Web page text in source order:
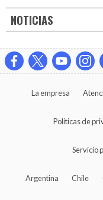
NOTICIAS
La empresa
Políticas de
Servicio
Argentina Chile